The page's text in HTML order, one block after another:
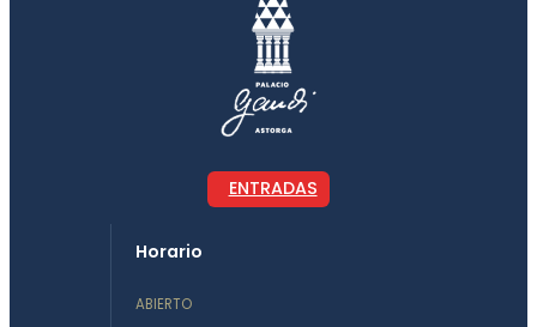
ENTRADAS
Horario
ABIERTO